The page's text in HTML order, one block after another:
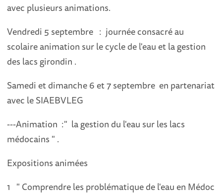
avec plusieurs animations.
Vendredi 5 septembre : journée consacré au
scolaire animation sur le cycle de l'eau et la gestion
des lacs girondin .
Samedi et dimanche 6 et 7 septembre en partenariat
avec le SIAEBVLEG
---Animation :" la gestion du l'eau sur les lacs
médocains " .
Expositions animées
1 " Comprendre les problématique de l'eau en Médoc